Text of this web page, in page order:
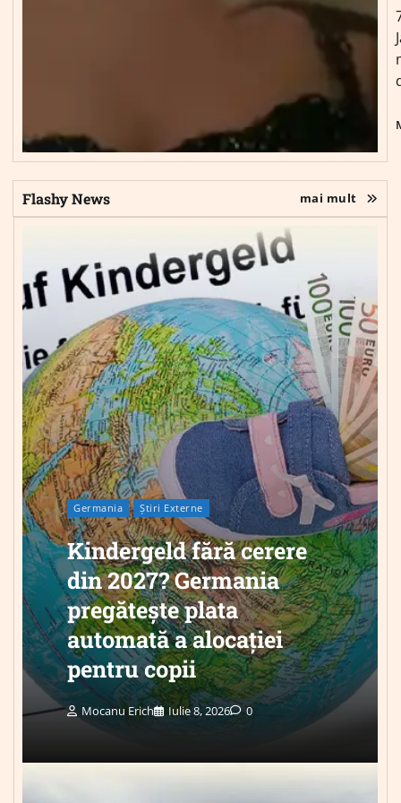
Flashy News mai mult
Germania Știri Externe
Kindergeld fără cerere
din 2027? Germania
pregătește plata
automată a alocației
pentru copii
Mocanu Erich Iulie 8, 2026 0